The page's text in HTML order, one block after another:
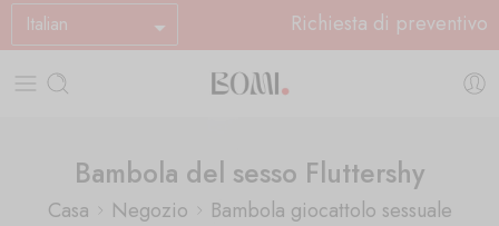
Italian Richiesta di preventivo
Bambola del sesso Fluttershy
Casa Negozio Bambola giocattolo sessuale